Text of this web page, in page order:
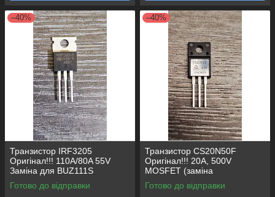
–40%
Транзистор IRF3205
Оригінал!!! 110A/80A 55V
Заміна для BUZ111S
HRF3205 HUF75344P3
HY1906, HY1906P TO-220
Готово до відправки
–40%
Транзистор CS20N50F
Оригінал!!! 20A, 500V
MOSFET (заміна
FTP20N50A) N-канал TO-
220F
Готово до відправки